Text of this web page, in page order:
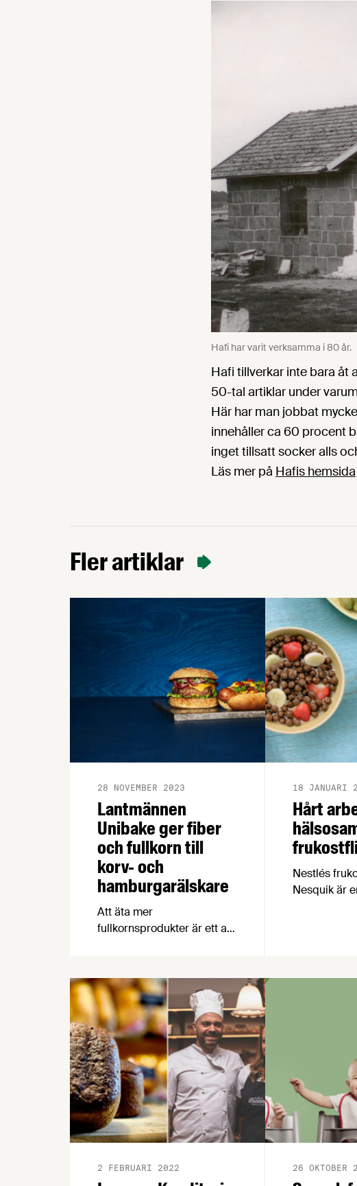
Hafi har varit verksamma i 80 år.
Hafi tillverkar inte bara åt
50-tal artiklar under
Här har man jobbat
innehåller ca 60 procent
inget tillsatt socker alls
Läs mer på Hafis hemsida
Fler artiklar
Lantmännen
Unibake ger fiber
och fullkorn till
korv- och
hamburgarälskare
28 NOVEMBER 2023
Att äta mer
fullkornsprodukter är ett av
Lantmännen Unibake tagit
fasta på i sin
produktutveckling. Deras
nya korvbröd och
hamburgerbröd gör det
enklare och godare för
både stora och små att få i
sig mer fullkorn och fiber.
Hårt
18 JANUARI
Nestlés
Nesquik är
en lång
förlora sin
popularitet.
2 FEBRUARI 2022 26 OKTOBER